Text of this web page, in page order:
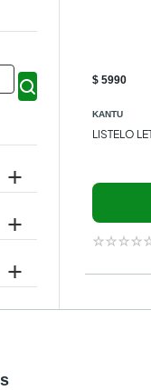
$ 5990
KANTU
LISTELO
☆☆☆☆